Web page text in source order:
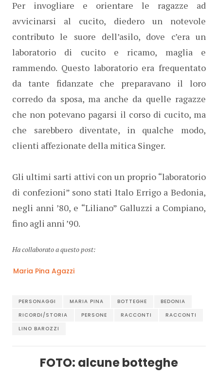
Per invogliare e orientare le ragazze ad
avvicinarsi al cucito, diedero un notevole
contributo le suore dell’asilo, dove c’era un
laboratorio di cucito e ricamo, maglia e
rammendo. Questo laboratorio era frequentato
da tante fidanzate che preparavano il loro
corredo da sposa, ma anche da quelle ragazze
che non potevano pagarsi il corso di cucito, ma
che sarebbero diventate, in qualche modo,
clienti affezionate della mitica Singer.
Gli ultimi sarti attivi con un proprio “laboratorio
di confezioni” sono stati Italo Errigo a Bedonia,
negli anni ’80, e “Liliano” Galluzzi a Compiano,
fino agli anni ’90.
Ha collaborato a questo post:
Maria Pina Agazzi
PERSONAGGI MARIA PINA BOTTEGHE
BEDONIA
RICORDI/STORIA
PERSONE RACCONTI
RACCONTI
LINO BAROZZI
FOTO: alcune botteghe